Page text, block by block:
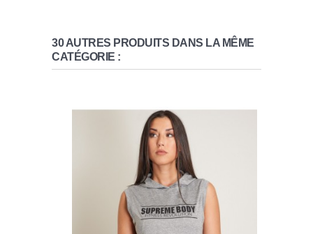
30 AUTRES PRODUITS DANS LA MÊME
CATÉGORIE :